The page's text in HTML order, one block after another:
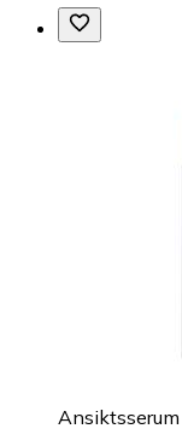
Ansiktsserum